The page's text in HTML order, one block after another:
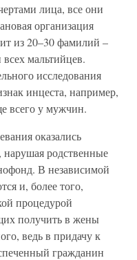
лица, все они
организация
из 20–30 фамилий –
всех мальтийцев.
исследования
инцеста, например,
всего у мужчин.
оказались
родственные
В независимой
и, более того,
процедурой
получить в жены
ведь в придачу к
гражданин